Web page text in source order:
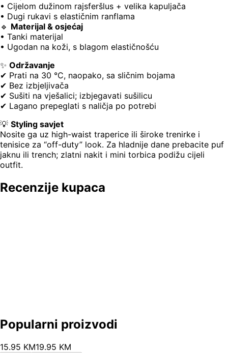
• Cijelom dužinom rajsferšlus + velika kapuljača
• Dugi rukavi s elastičnim ranflama
🔹 Materijal & osjećaj
• Tanki materijal
• Ugodan na koži, s blagom elastičnošću
✨ Održavanje
✔ Prati na 30 °C, naopako, sa sličnim bojama
✔ Bez izbjeljivača
✔ Sušiti na vješalici; izbjegavati sušilicu
✔ Lagano prepeglati s naličja po potrebi
💡 Styling savjet
Nosite ga uz high-waist traperice ili široke trenirke i
tenisice za “off-duty” look. Za hladnije dane prebacite puf
jaknu ili trench; zlatni nakit i mini torbica podižu cijeli
outfit.
Recenzije kupaca
Popularni proizvodi
15.95 KM19.95 KM